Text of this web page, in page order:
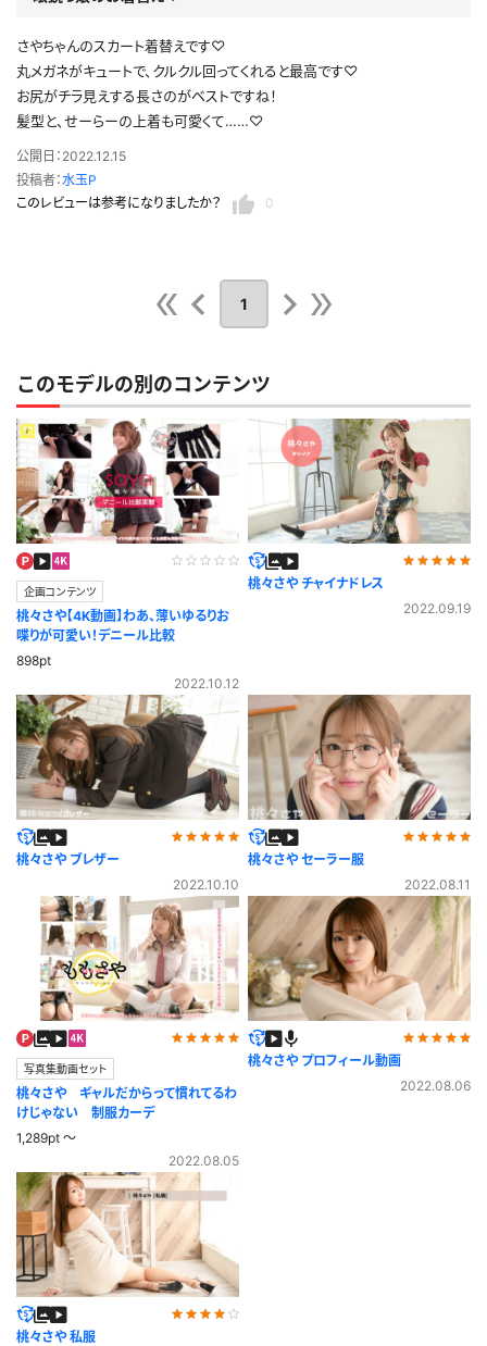
さやちゃんのスカート着替えです♡
丸メガネがキュートで、クルクル回ってくれると最高です♡
お尻がチラ見えする長さのがベストですね！
髪型と、せーらーの上着も可愛くて……♡
公開日：2022.12.15
投稿者：水玉P
このレビューは参考になりましたか？
0
1
このモデルの別のコンテンツ
企画コンテンツ
桃々さや【4K動画】わあ、薄いゆるりお
喋りが可愛い！デニール比較
898pt
2022.10.12
桃々さや チャイナドレス
2022.09.19
桃々さや ブレザー
2022.10.10
桃々さや セーラー服
2022.08.11
写真集動画セット
桃々さや ギャルだからって慣れてるわ
けじゃない 制服カーデ
1,289pt ～
2022.08.05
桃々さや プロフィール動画
2022.08.06
桃々さや 私服